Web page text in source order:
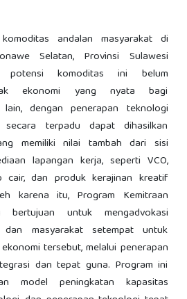
andalan masyarakat di
Selatan, Provinsi Sulawesi
potensi komoditas ini belum
ekonomi yang nyata bagi
dengan penerapan teknologi
secara terpadu dapat dihasilkan
memiliki nilai tambah dari sisi
lapangan kerja, seperti VCO,
dan produk kerajinan kreatif
karena itu, Program Kemitraan
bertujuan untuk mengadvokasi
masyarakat setempat untuk
tersebut, melalui penerapan
dan tepat guna. Program ini
model peningkatan kapasitas